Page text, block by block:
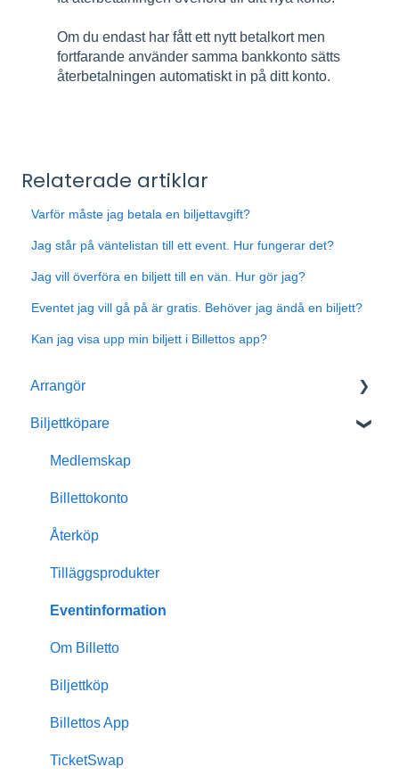
Om du endast har fått ett nytt betalkort men
fortfarande använder samma bankkonto sätts
återbetalningen automatiskt in på ditt konto.
Relaterade artiklar
Varför måste jag betala en biljettavgift?
Jag står på väntelistan till ett event. Hur fungerar det?
Jag vill överföra en biljett till en vän. Hur gör jag?
Eventet jag vill gå på är gratis. Behöver jag ändå en biljett?
Kan jag visa upp min biljett i Billettos app?
Arrangör
Kom igång med Billetto
Mitt Billetto
Skapa event
Anpassningar & design
Medlemskap
Insikter & rapporter
Skanning & dörrförsäljning
Finansiellt
Billetto Advertising
Marknadsföring
Biljettköpare
Medlemskap
Billettokonto
Återköp
Tilläggsprodukter
Eventinformation
Om Billetto
Biljettköp
Billettos App
TicketSwap